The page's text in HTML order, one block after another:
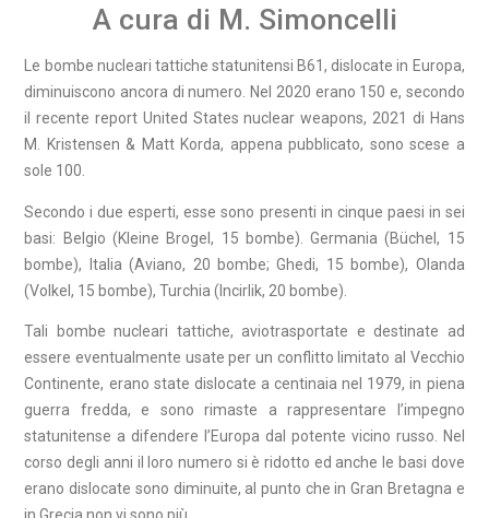
A cura di M. Simoncelli
Le bombe nucleari tattiche statunitensi B61, dislocate in Europa,
diminuiscono ancora di numero. Nel 2020 erano 150 e, secondo
il recente report United States nuclear weapons, 2021 di Hans
M. Kristensen & Matt Korda, appena pubblicato, sono scese a
sole 100.
Secondo i due esperti, esse sono presenti in cinque paesi in sei
basi: Belgio (Kleine Brogel, 15 bombe). Germania (Büchel, 15
bombe), Italia (Aviano, 20 bombe; Ghedi, 15 bombe), Olanda
(Volkel, 15 bombe), Turchia (Incirlik, 20 bombe).
Tali bombe nucleari tattiche, aviotrasportate e destinate ad
essere eventualmente usate per un conflitto limitato al Vecchio
Continente, erano state dislocate a centinaia nel 1979, in piena
guerra fredda, e sono rimaste a rappresentare l’impegno
statunitense a difendere l’Europa dal potente vicino russo. Nel
corso degli anni il loro numero si è ridotto ed anche le basi dove
erano dislocate sono diminuite, al punto che in Gran Bretagna e